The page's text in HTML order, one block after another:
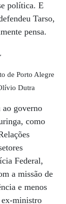
política. E
Tarso,
pensa.
de Porto Alegre
Dutra
governo
como
Federal,
a missão de
e menos
ex-ministro